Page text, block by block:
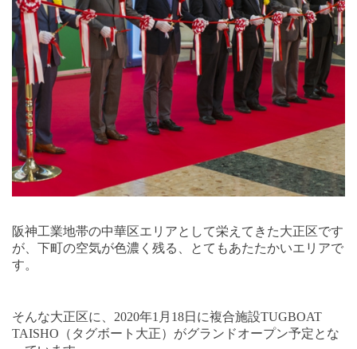
阪神工業地帯の中華区エリアとして栄えてきた大正区です
が、下町の空気が色濃く残る、とてもあたたかいエリアで
す。
そんな大正区に、 2020年1 月 18日に複合施設TUGBOAT
TAISHO （タグボート大正）がグランドオープン予定とな